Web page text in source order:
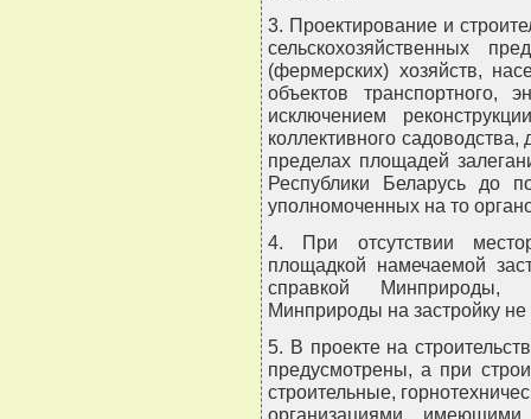
3. Проектирование и
сельскохозяйственных
(фермерских) хозяйств,
объектов транспортного,
исключением
коллективного
пределах площадей
Республики Беларусь до
уполномоченных на то
4. При отсутствии
площадкой намечаемой
справкой Минприроды,
Минприроды на застройку не
5. В проекте на
предусмотрены, а при
строительные,
организациями,